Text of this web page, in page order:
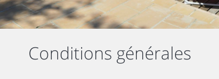
Conditions générales